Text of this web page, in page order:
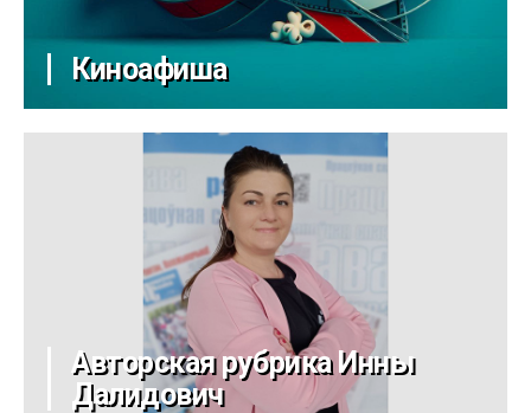
Киноафиша
Авторская рубрика Инны
Далидович